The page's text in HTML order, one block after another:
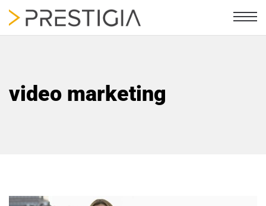
video marketing